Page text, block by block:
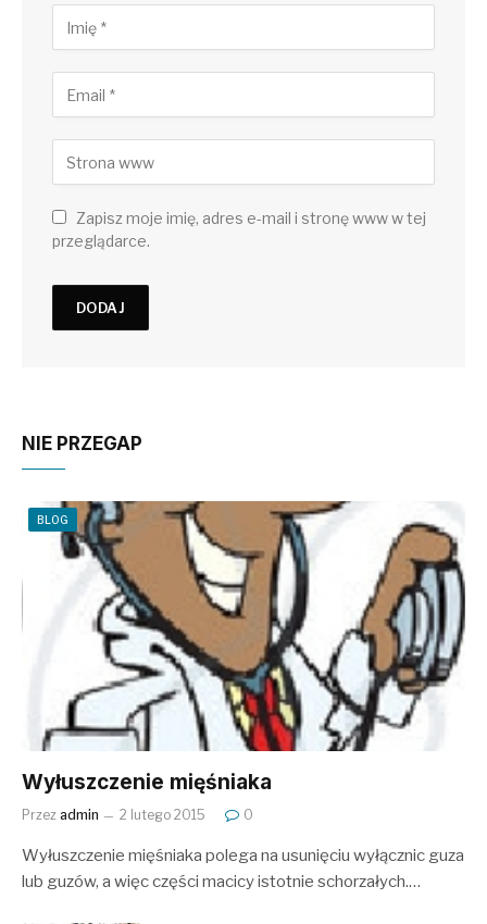
Zapisz moje imię, adres e-mail i stronę www w tej
przeglądarce.
NIE PRZEGAP
BLOG
Wyłuszczenie mięśniaka
Przez admin 2 lutego 2015 0
Wyłuszczenie mięśniaka polega na usunięciu wyłącznic guza
lub guzów, a więc części macicy istotnie schorzałych.…